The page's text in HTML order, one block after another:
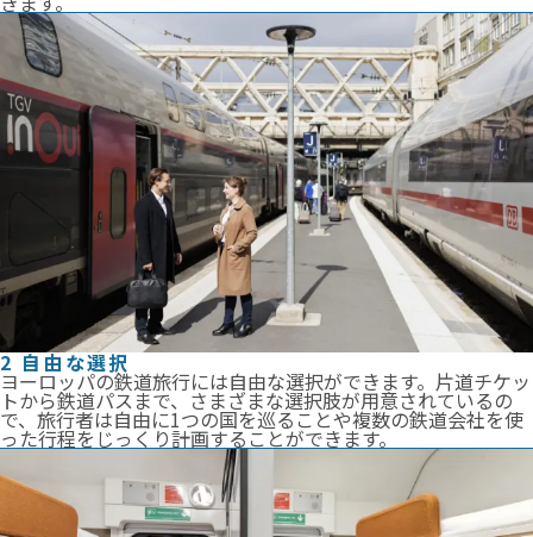
2 自由な選択
ヨーロッパの鉄道旅行には自由な選択ができます。片道チケッ
トから鉄道パスまで、さまざまな選択肢が用意されているの
で、旅行者は自由に1つの国を巡ることや複数の鉄道会社を使
った行程をじっくり計画することができます。